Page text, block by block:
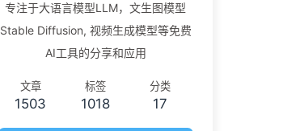
专注于大语言模型LLM，文生图模型
Stable Diffusion, 视频生成模型等免费
AI工具的分享和应用
文章
1503
标签
1018
分类
17